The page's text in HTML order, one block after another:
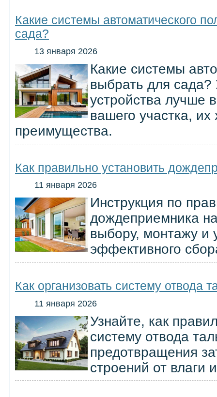
Какие системы автоматического
сада?
13 января 2026
Какие системы
выбрать для сада?
устройства лучше
вашего участка, их
преимущества.
Как правильно установить
11 января 2026
Инструкция по
дождеприемника
выбору, монтажу и
эффективного
Как организовать систему отвода
11 января 2026
Узнайте, как
систему отвода
предотвращения
строений от влаги